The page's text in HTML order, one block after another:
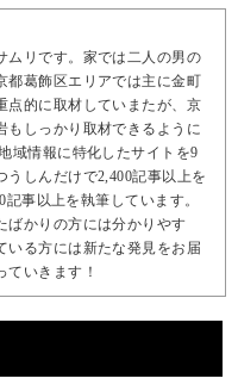
ムリです。家では二人の男の
都葛飾区エリアでは主に金町
点的に取材していまたが、京
もしっかり取材できるように
域情報に特化したサイトを9
うしんだけで2,400記事以上を
事以上を執筆しています。
ばかりの方には分かりやす
いる方には新たな発見をお届
ていきます！